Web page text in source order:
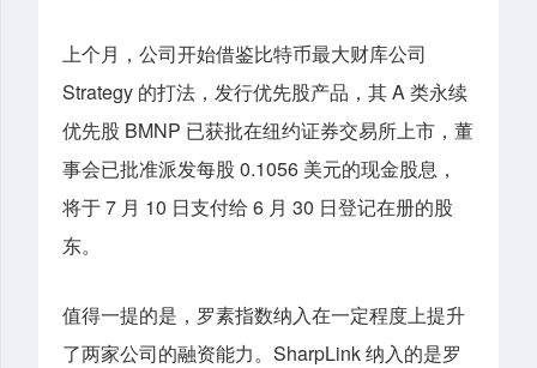
上个月，公司开始借鉴比特币最大财库公司
Strategy 的打法，发行优先股产品，其 A 类永续
优先股 BMNP 已获批在纽约证券交易所上市，董
事会已批准派发每股 0.1056 美元的现金股息，
将于 7 月 10 日支付给 6 月 30 日登记在册的股
东。
值得一提的是， 罗素指数纳入在一定程度上提升
了两家公司的融资能力。SharpLink 纳入的是罗